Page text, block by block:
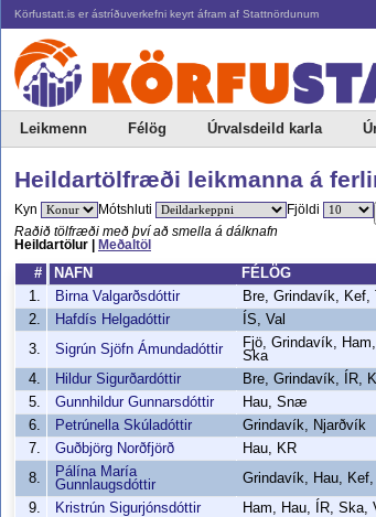
Körfustatt.is er ástríðuverkefni keyrt áfram af Stattnördunum
Leikmenn Félög Úrvalsdeild karla
Heildartölfræði leikmanna á
Kyn Mótshluti Fjöldi
Raðið tölfræði með því að smella á dálknafn
Heildartölur | Meðaltöl
#
NAFN FÉLÖG
1.
Birna Valgarðsdóttir Bre, Grindavík, Kef,
2.
Hafdís Helgadóttir ÍS, Val
3.
Sigrún Sjöfn Ámundadóttir
Fjö, Grindavík,
Ska
4.
Hildur Sigurðardóttir Bre, Grindavík, ÍR,
5.
Gunnhildur Gunnarsdóttir Hau, Snæ
6.
Petrúnella Skúladóttir Grindavík, Njarðvík
7.
Guðbjörg Norðfjörð Hau, KR
8.
Pálína María
Gunnlaugsdóttir
Grindavík, Hau,
9.
Kristrún Sigurjónsdóttir Ham, Hau, ÍR, Ska,